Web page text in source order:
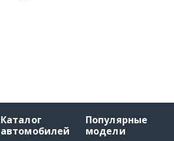
Каталог
автомобилей
Популярные
модели